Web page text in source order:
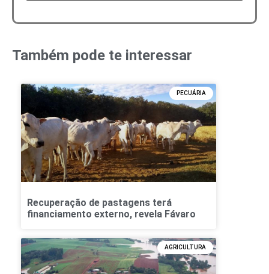
Também pode te interessar
PECUÁRIA
Recuperação de pastagens terá
financiamento externo, revela Fávaro
AGRICULTURA